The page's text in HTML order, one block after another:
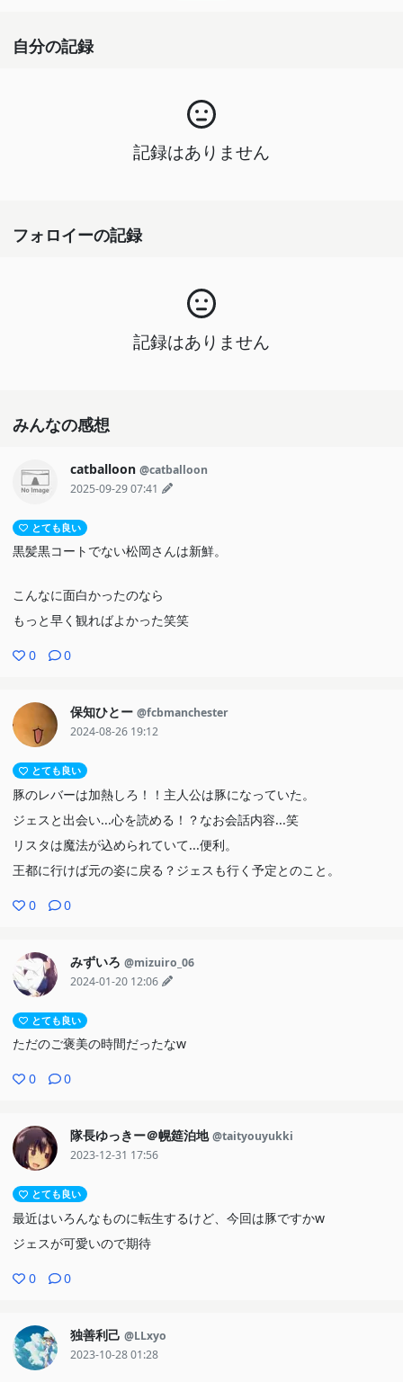
自分の記録
記録はありません
フォロイーの記録
記録はありません
みんなの感想
catballoon @catballoon
2025-09-29 07:41
とても良い
黒髪黒コートでない松岡さんは新鮮。
こんなに面白かったのなら
もっと早く観ればよかった笑笑
0 0
保知ひとー @fcbmanchester
2024-08-26 19:12
とても良い
豚のレバーは加熱しろ！！主人公は豚になっていた。
ジェスと出会い...心を読める！？なお会話内容...笑
リスタは魔法が込められていて...便利。
王都に行けば元の姿に戻る？ジェスも行く予定とのこと。
0 0
みずいろ @mizuiro_06
2024-01-20 12:06
とても良い
ただのご褒美の時間だったなw
0 0
隊長ゆっきー＠幌筵泊地 @taityouyukki
2023-12-31 17:56
とても良い
最近はいろんなものに転生するけど、今回は豚ですかw
ジェスが可愛いので期待
0 0
独善利己 @LLxyo
2023-10-28 01:28